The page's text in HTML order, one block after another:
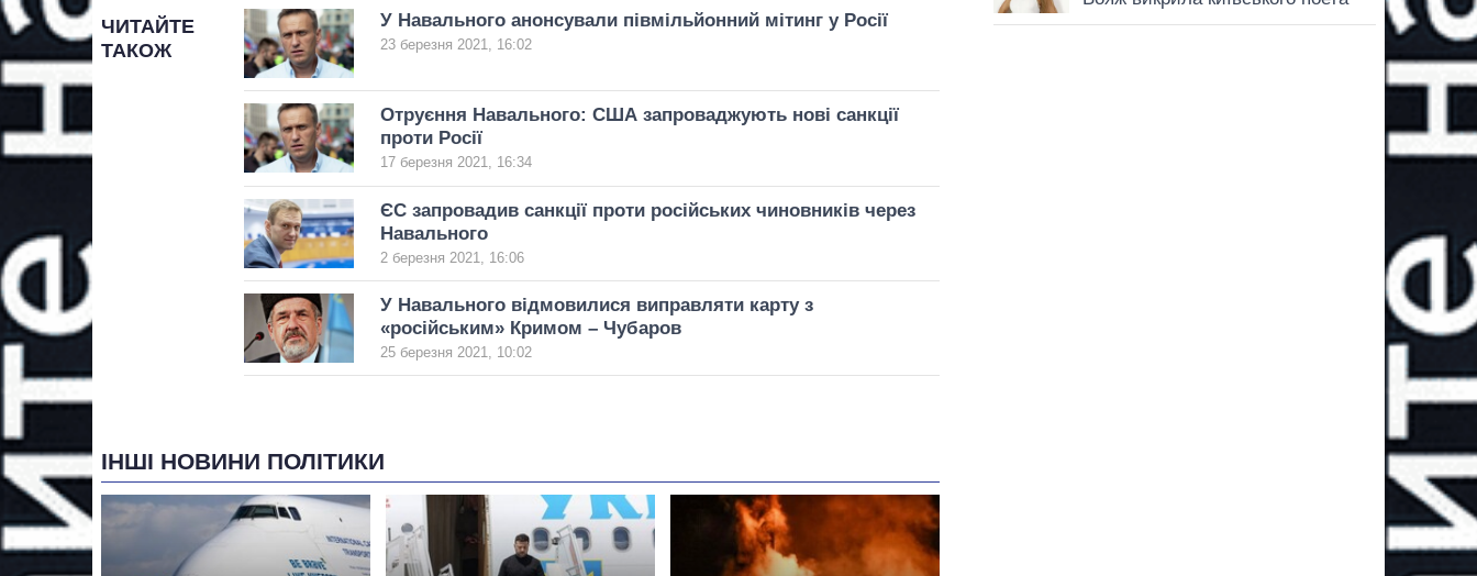
ЧИТАЙТЕ
ТАКОЖ
У Навального анонсували півмільйонний мітинг у Росії
23 березня 2021, 16:02
Отруєння Навального: США запроваджують нові санкції
проти Росії
17 березня 2021, 16:34
ЄС запровадив санкції проти російських чиновників через
Навального
2 березня 2021, 16:06
У Навального відмовилися виправляти карту з
«російським» Кримом – Чубаров
25 березня 2021, 10:02
ІНШІ НОВИНИ ПОЛІТИКИ